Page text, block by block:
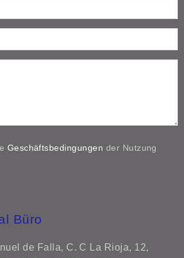
Geschäftsbedingungen der Nutzung
Büro
de Falla, C. C La Rioja, 12,